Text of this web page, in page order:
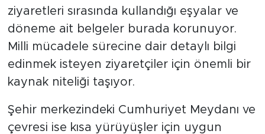
ziyaretleri sırasında kullandığı eşyalar ve
döneme ait belgeler burada korunuyor.
Milli mücadele sürecine dair detaylı bilgi
edinmek isteyen ziyaretçiler için önemli bir
kaynak niteliği taşıyor.
Şehir merkezindeki Cumhuriyet Meydanı ve
çevresi ise kısa yürüyüşler için uygun